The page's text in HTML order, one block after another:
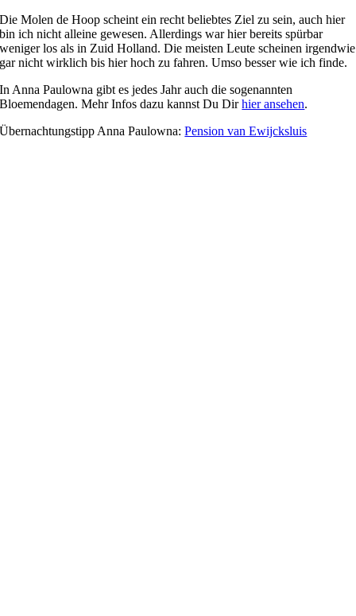
Die Molen de Hoop scheint ein recht beliebtes Ziel zu sein, auch hier
bin ich nicht alleine gewesen. Allerdings war hier bereits spürbar
weniger los als in Zuid Holland. Die meisten Leute scheinen irgendwie
gar nicht wirklich bis hier hoch zu fahren. Umso besser wie ich finde.
In Anna Paulowna gibt es jedes Jahr auch die sogenannten
Bloemendagen. Mehr Infos dazu kannst Du Dirhier ansehen.
Übernachtungstipp Anna Paulowna:Pension van Ewijcksluis